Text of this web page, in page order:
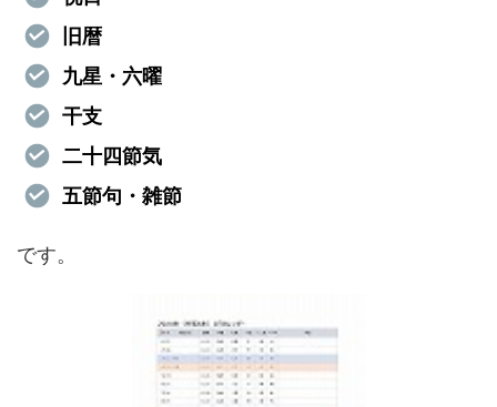
旧暦
九星・六曜
干支
二十四節気
五節句・雑節
です。